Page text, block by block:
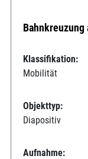
Bahnkreuzung
Klassifikation:
Mobilität
Objekttyp:
Diapositiv
Aufnahme: